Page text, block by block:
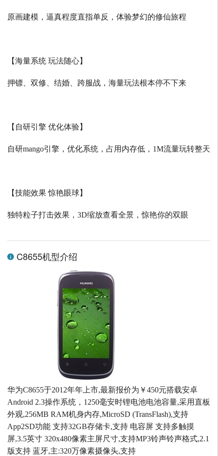
原画建模，逼真程度直指单反，体验梦幻的修仙旅程
【海量系统 玩法随心】
押镖、双修、结婚、跨服战，海量玩法根本停不下来
【自研引擎 优化体验】
自研mango引擎，优化系统，占用内存低， 1M流量玩转整天
【技能效果 惊艳眼球】
独特粒子打击效果， 3D缩放查看全景，惊艳你的双眼
C8655机型介绍
华为C8655于2012年年上市,最新报价为￥450元搭载安卓
Android 2.3操作系统，1250毫安时锂电池电池容量,采用直板
外观,256MB RAM机身内存,MicroSD (TransFlash),支持
App2SD功能 支持32GB存储卡,支持 电容屏 支持多触摸
屏,3.5英寸 320x480像素主屏尺寸,支持MP3铃声铃声格式,2.1
版支持 蓝牙,主:320万像素摄像头,支持